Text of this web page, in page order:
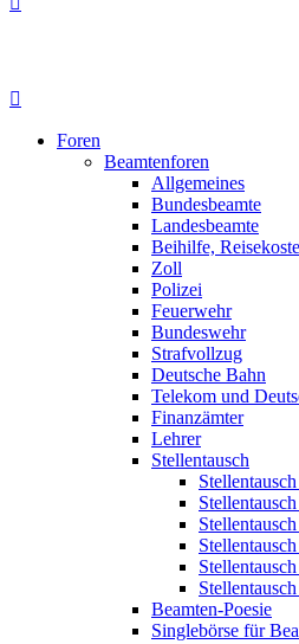
Foren
Beamtenforen
Allgemeines
Bundesbeamte
Landesbeamte
Beihilfe,
Zoll
Polizei
Feuerwehr
Bundeswehr
Strafvollzug
Deutsche Bahn
Telekom und
Finanzämter
Lehrer
Stellentausch
Beamten-Poesie
Singlebörse für